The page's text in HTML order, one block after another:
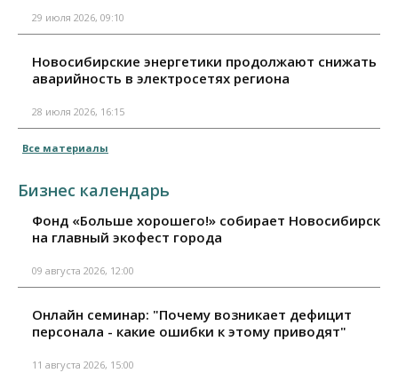
29 июля 2026, 09:10
Новосибирские энергетики продолжают снижать
аварийность в электросетях региона
28 июля 2026, 16:15
Все материалы
Бизнес календарь
Фонд «Больше хорошего!» собирает Новосибирск
на главный экофест города
09 августа 2026, 12:00
Онлайн семинар: "Почему возникает дефицит
персонала - какие ошибки к этому приводят"
11 августа 2026, 15:00